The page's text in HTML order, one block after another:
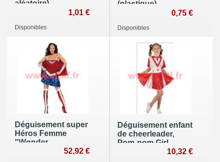
aléatoire)
1,01 €
Disponibles
(plastique)
0,75 €
Disponibles
Déguisement super
Héros Femme
"Wonder
52,92 €
Déguisement enfant
de cheerleader,
Pom-pom Girl
10,32 €